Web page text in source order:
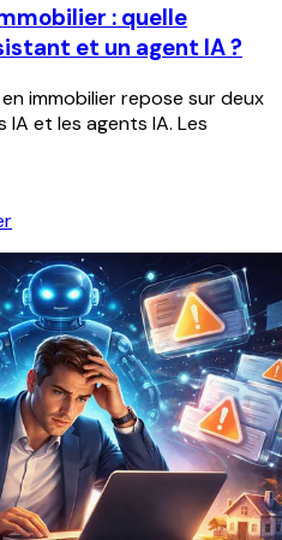
: quelle
et un agent IA ?
immobilier repose sur deux
IA et les agents IA. Les